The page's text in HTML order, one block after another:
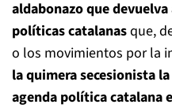
aldabonazo que
políticas catalanasque,
o los movimientos por la
la quimera secesionista
agenda política catalana